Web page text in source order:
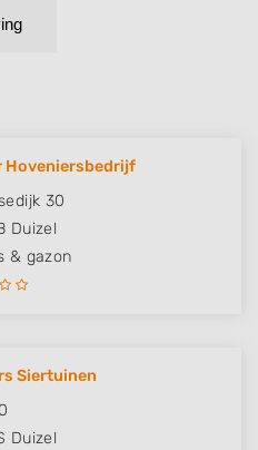
Hoveniersbedrijf
30
Duizel
& gazon
Siertuinen
Duizel